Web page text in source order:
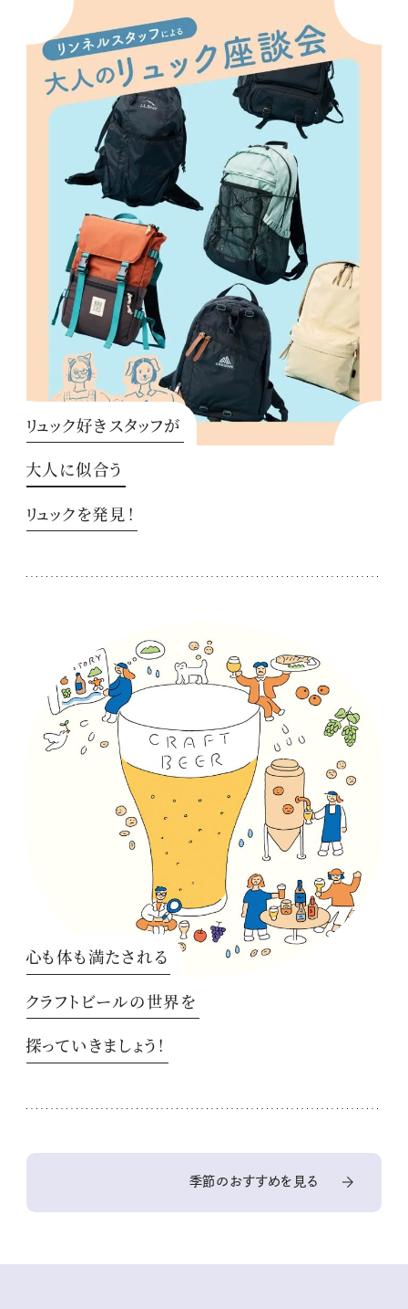
リュック好きスタッフが
大人に似合う
リュックを発見！
心も体も満たされる
クラフトビールの世界を
探っていきましょう！
季節のおすすめを見る